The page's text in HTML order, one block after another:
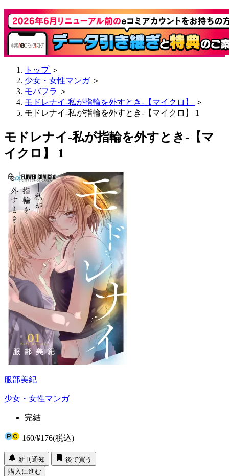
トップ ＞
少女・女性マンガ ＞
モバフラ ＞
モドレナイ-私が指輪を外すとき-【マイクロ】
＞
モドレナイ-私が指輪を外すとき-【マイクロ】 1
モドレナイ-私が指輪を外すとき-【マ
イクロ】 1
服部美紀
少女・女性マンガ
完結
160/¥176(税込)
新刊通知
後で買う
購入に進む